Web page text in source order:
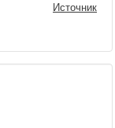
Источник